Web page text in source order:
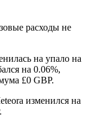
расходы не
на упало на
на 0.06%,
£0 GBP.
изменился на